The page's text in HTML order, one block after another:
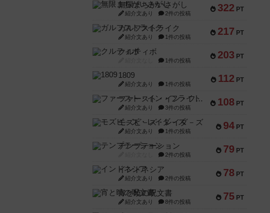
322 PT
無限まちがいさがし
紹介文あり 2件の投稿
217 PT
ガルフストライク
紹介文あり 1件の投稿
203 PT
クルティボ
1件の投稿
112 PT
1809
紹介文あり 1件の投稿
108 PT
ファースト・イン・フライト
紹介文あり 3件の投稿
94 PT
モズビ－ズ・レイダ－ズ
紹介文あり 1件の投稿
79 PT
テンプテーション
2件の投稿
78 PT
インドネシア
紹介文あり 2件の投稿
75 PT
宵と暁の呪文書
紹介文あり 8件の投稿